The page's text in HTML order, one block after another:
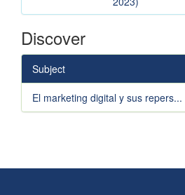
Discover
Subject
El marketing digital y sus repers...